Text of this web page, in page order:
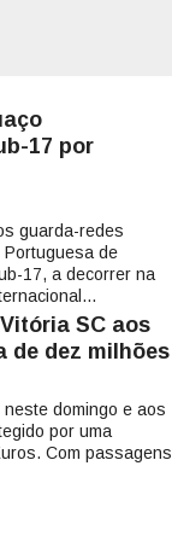
17 por
guarda-redes
de
17, a decorrer na
SC aos
de dez milhões
domingo e aos
por uma
Com passagens